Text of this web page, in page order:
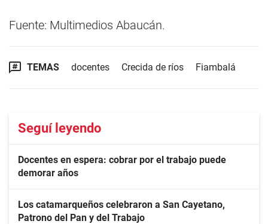
Fuente: Multimedios Abaucán.
TEMAS docentes Crecida de ríos Fiambalá
Seguí leyendo
Docentes en espera: cobrar por el trabajo puede
demorar años
Los catamarqueños celebraron a San Cayetano,
Patrono del Pan y del Trabajo